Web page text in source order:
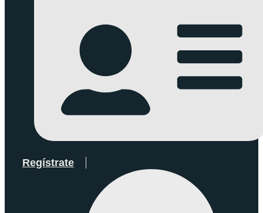
Regístrate